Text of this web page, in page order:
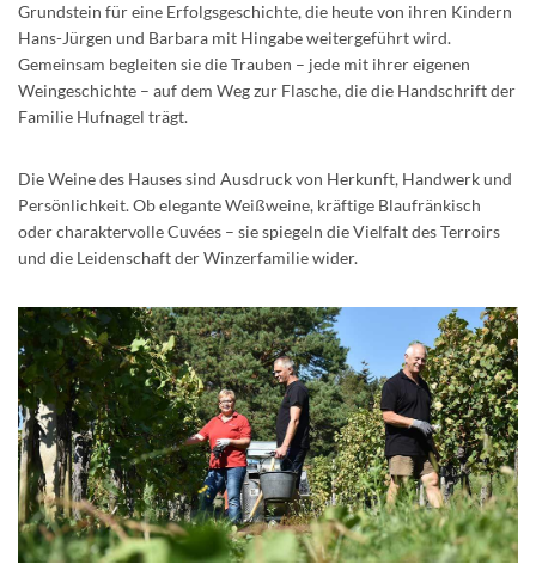
Grundstein für eine Erfolgsgeschichte, die heute von ihren Kindern
Hans-Jürgen und Barbara mit Hingabe weitergeführt wird.
Gemeinsam begleiten sie die Trauben – jede mit ihrer eigenen
Weingeschichte – auf dem Weg zur Flasche, die die Handschrift der
Familie Hufnagel trägt.
Die Weine des Hauses sind Ausdruck von Herkunft, Handwerk und
Persönlichkeit. Ob elegante Weißweine, kräftige Blaufränkisch
oder charaktervolle Cuvées – sie spiegeln die Vielfalt des Terroirs
und die Leidenschaft der Winzerfamilie wider.